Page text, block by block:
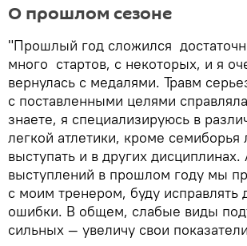
О прошлом сезоне
"Прошлый год сложился
много стартов, с некоторых, и я
вернулась с медалями. Травм
с поставленными целями
знаете, я специализируюсь в
легкой атлетики, кроме
выступать и в других дисциплинах.
выступлений в прошлом году мы
с моим тренером, буду
ошибки. В общем, слабые виды
сильных — увеличу свои